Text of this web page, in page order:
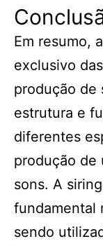
Em resumo,
exclusivo
produção de
estrutura e
diferentes
produção de
sons. A
fundamental
sendo